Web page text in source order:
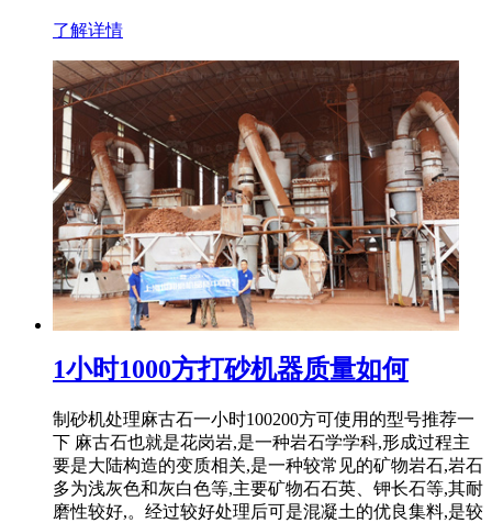
了解详情
1小时1000方打砂机器质量如何
制砂机处理麻古石一小时100200方可使用的型号推荐一
下 麻古石也就是花岗岩,是一种岩石学学科,形成过程主
要是大陆构造的变质相关,是一种较常见的矿物岩石,岩石
多为浅灰色和灰白色等,主要矿物石石英、钾长石等,其耐
磨性较好,。经过较好处理后可是混凝土的优良集料,是较